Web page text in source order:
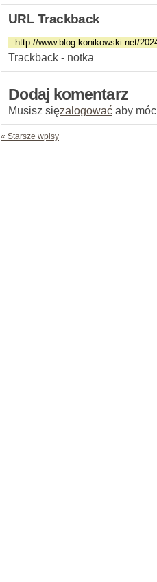
URL Trackback
Trackback - notka
Dodaj komentarz
Musisz sięzalogować aby
« Starsze wpisy